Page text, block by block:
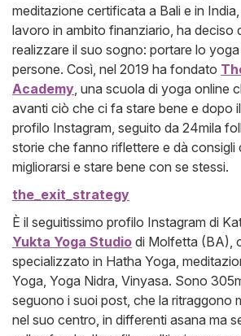
meditazione certificata a Bali e in
lavoro in ambito finanziario, ha deciso
realizzare il suo sogno: portare lo
persone. Così, nel 2019 ha fondato
Academy , una scuola di yoga online
avanti ciò che ci fa stare bene e dopo
profilo Instagram, seguito da 24mila
storie che fanno riflettere e dà consigli
migliorarsi e stare bene con se stessi.
the_exit_strategy
È il seguitissimo profilo Instagram di
Yukta Yoga Studio di Molfetta (BA),
specializzato in Hatha Yoga,
Yoga, Yoga Nidra, Vinyasa. Sono
seguono i suoi post, che la ritraggono
nel suo centro, in differenti asana ma